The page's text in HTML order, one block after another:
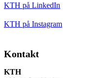
KTH på LinkedIn
KTH på Instagram
Kontakt
KTH